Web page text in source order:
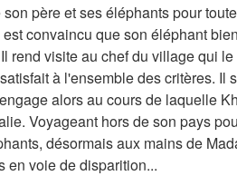
père et ses éléphants pour
convaincu que son éléphant
rend visite au chef du village qui
à l'ensemble des critères. Il
alors au cours de laquelle
Voyageant hors de son pays
désormais aux mains de
en voie de disparition...